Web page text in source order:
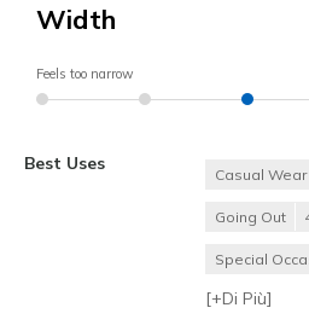
Width
Feels too narrow
Best Uses
Casual Wear
Going Out
Special
[+Di Più]